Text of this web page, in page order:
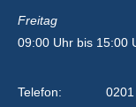
Freitag
09:00 Uhr bis 15:00
Telefon: